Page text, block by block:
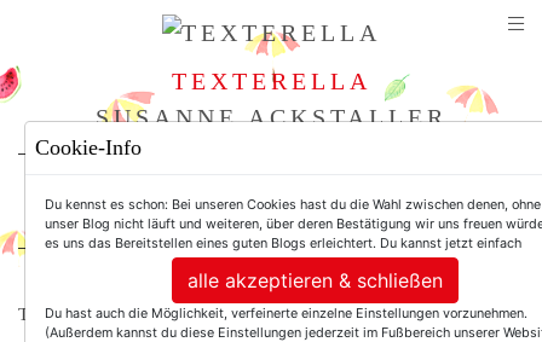
TEXTERELLA
SUSANNE ACKSTALLER
For Women. Not Girls.
TEXTERELLA PERSÖNLICH.
Cookie-Info
Du kennst es schon: Bei unseren Cookies hast du die Wahl zwischen denen,
unser Blog nicht läuft und weiteren, über deren Bestätigung wir uns freuen
es uns das Bereitstellen eines guten Blogs erleichtert. Du kannst jetzt einfach
alle akzeptieren & schließen
Du hast auch die Möglichkeit, verfeinerte einzelne Einstellungen vorzunehmen.
(Außerdem kannst du diese Einstellungen jederzeit im Fußbereich unserer